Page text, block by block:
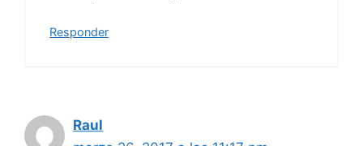
Responder
Raul